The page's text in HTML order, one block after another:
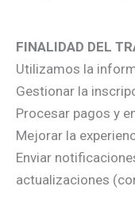
FINALIDAD DEL
Utilizamos la
Gestionar la
Procesar pagos y
Mejorar la
Enviar
actualizaciones